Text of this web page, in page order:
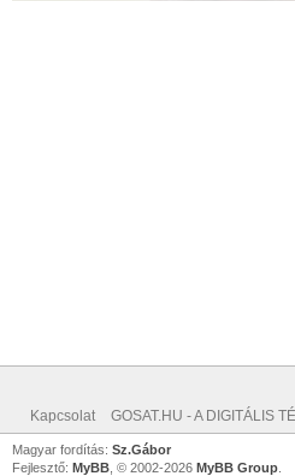
Kapcsolat GOSAT.HU - A DIGITÁLIS
Magyar fordítás: Sz.Gábor
Fejlesztő: MyBB , © 2002-2026 MyBB Group